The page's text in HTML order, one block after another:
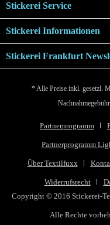
Stickerei Service
Stickerei Informationen
Stickerei Frankfurt
* Alle Preise inkl. gesetzl.
Partnerprogramm
Partnerprogramm
Über Textilfuxx
Widerrufsrecht
Copyright © 2016 Stickerei-
Alle Rechte